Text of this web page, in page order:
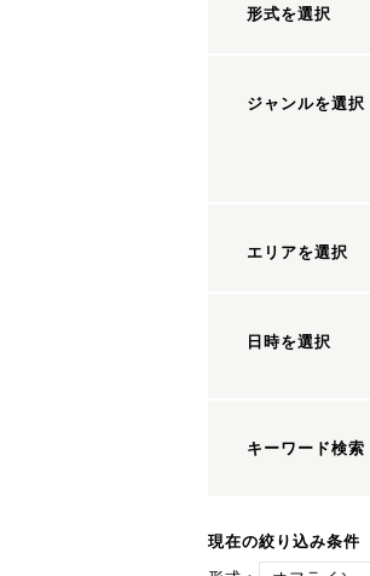
形式を選択
ジャンルを選択
エリアを選択
日時を選択
キーワード検索
現在の絞り込み条件